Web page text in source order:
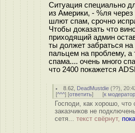
Ситуация специально
из Америки, - %ля
шлют спам, срочно
Чтобы доказать что
приходящий админ
ты должет забраться
пальцем на проблему,
спама.... очень много
что 2400 покажется
8.62 DeadMustdie (??),
[^^^] [ответить] [к
Господи, как хорошо,
заказчиков не
сетя... текст свёрнут,